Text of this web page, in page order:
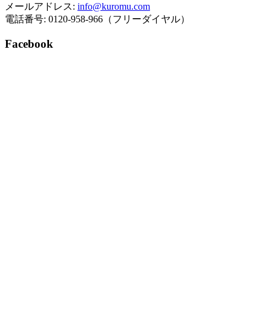
メールアドレス: info@kuromu.com
電話番号: 0120-958-966（フリーダイヤル）
Facebook